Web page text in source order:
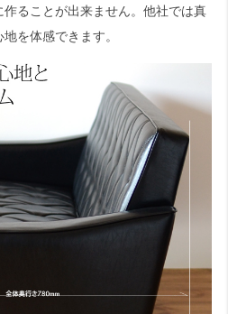
ることが出来ません。他社では真
を体感できます。